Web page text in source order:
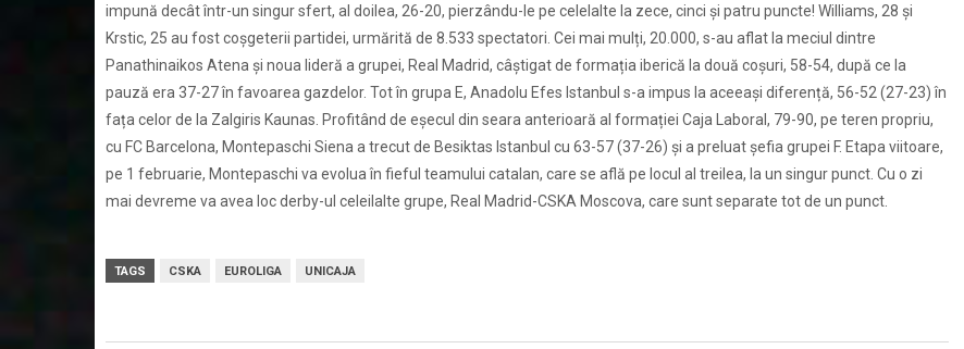
impună decât într-un singur sfert, al doilea, 26-20, pierzându-le pe celelalte la zece, cinci și patru puncte! Williams, 28 și
Krstic, 25 au fost coșgeterii partidei, urmărită de 8.533 spectatori. Cei mai mulți, 20.000, s-au aflat la meciul dintre
Panathinaikos Atena și noua lideră a grupei, Real Madrid, câștigat de formația iberică la două coșuri, 58-54, după ce la
pauză era 37-27 în favoarea gazdelor. Tot în grupa E, Anadolu Efes Istanbul s-a impus la aceeași diferență, 56-52 (27-23) în
fața celor de la Zalgiris Kaunas. Profitând de eșecul din seara anterioară al formației Caja Laboral, 79-90, pe teren propriu,
cu FC Barcelona, Montepaschi Siena a trecut de Besiktas Istanbul cu 63-57 (37-26) și a preluat șefia grupei F. Etapa viitoare,
pe 1 februarie, Montepaschi va evolua în fieful teamului catalan, care se află pe locul al treilea, la un singur punct. Cu o zi
mai devreme va avea loc derby-ul celeilalte grupe, Real Madrid-CSKA Moscova, care sunt separate tot de un punct.
TAGS CSKA EUROLIGA UNICAJA